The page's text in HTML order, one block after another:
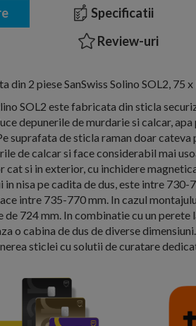
Specificatii
Review-uri
din 2 piese SanSwiss Solino SOL2, 75
SOL2 este fabricata din sticla
depunerile de murdarie si calcar,
suprafata de sticla raman doar
de calcar si face considerabil mai
si in exterior, cu inchidere
nisa pe cadita de dus, este intre 730-
intre 735-770 mm. In cazul
724 mm. In combinatie cu un
o cabina de dus de diverse
sticlei cu solutii de curatare